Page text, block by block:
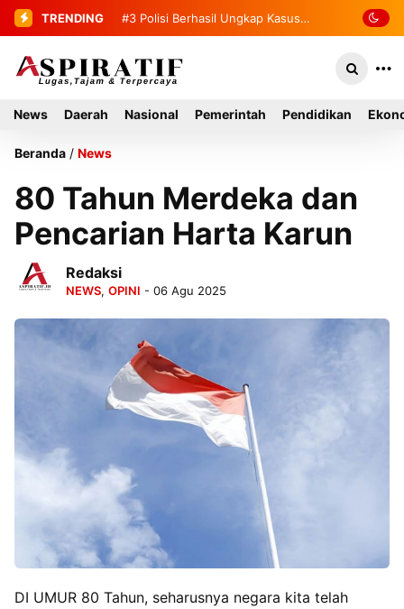
TRENDING #4 2 Tahanan yang Melarikan Diri
News Daerah Nasional Pemerintah Pendidikan
Beranda / News
80 Tahun Merdeka dan
Pencarian Harta Karun
Redaksi
NEWS, OPINI - 06 Agu 2025
DI UMUR 80 Tahun, seharusnya negara kita telah